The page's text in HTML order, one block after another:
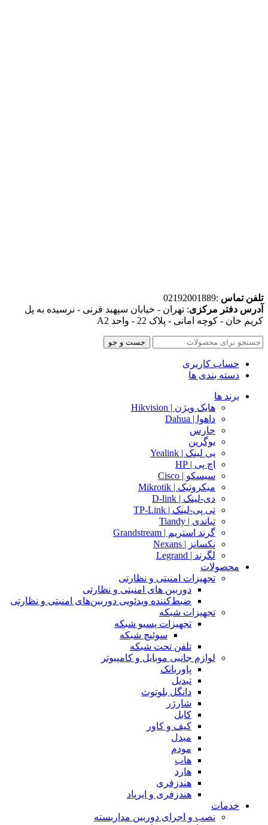
تلفن تماس :02192001889
آدرس دفتر مرکزی: تهران - خیابان سپهبد قرنی - نرسیده به پل
کریم خان - کوچه امانی - پلاک 22 - واحد A2
جست و جو
حساب کاربری
دسته بندی ها
برند ها
هایک ویژن | Hikvision
داهوا | Dahua
حارس
یوگرین
یی لینک | Yealink
اچ پی | HP
سیسکو | Cisco
میکروتیک | Mikrotik
دی-لینک | D-link
تی پی-لینک | TP-Link
تیاندی | Tiandy
گرند استریم | Grandstream
نکسانز | Nexans
لگرند | Legrand
محصولات
تجهیزات امنیتی و نظارتی
دوربین های امنیتی و نظارتی
ضبط‌کننده ویدئویی دوربین‌های امنیتی و نظارتی
تجهیزات شبکه
تجهیزات پسیو شبکه
سوئیچ‌ شبکه
تلفن تحت شبکه
لوازم جانبی موبایل و کامپیوتر
پاوربانک
تبدیل
دانگل بلوتوث
شارژر
کابل
کیف و کاور
مبدل
مودم
هاب
هارد
هندزفری
هندزفری و ایرپاد
خدمات
نصب و اجرای دوربین مداربسته